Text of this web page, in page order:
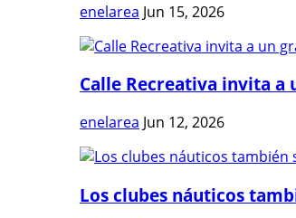
enelarea Jun 15, 2026
Calle Recreativa invita a
enelarea Jun 12, 2026
Los clubes náuticos